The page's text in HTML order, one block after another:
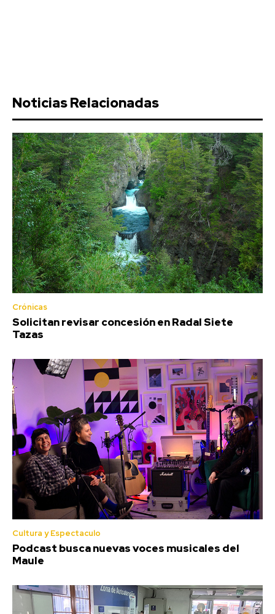
Noticias Relacionadas
Crónicas
Solicitan revisar concesión en Radal Siete
Tazas
Cultura y Espectaculo
Podcast busca nuevas voces musicales del
Maule